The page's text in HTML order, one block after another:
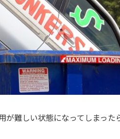
が難しい状態になってしまった